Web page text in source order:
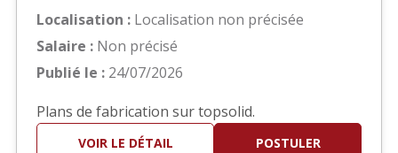
Localisation : Localisation non précisée
Salaire : Non précisé
Publié le : 24/07/2026
Plans de fabrication sur topsolid.
VOIR LE DÉTAIL POSTULER